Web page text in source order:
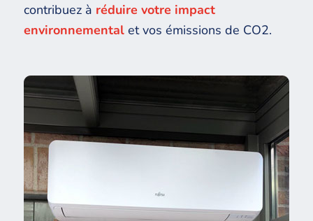
contribuez à réduire votre impact
environnementalet vos émissions de CO2.